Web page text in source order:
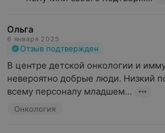
Ольга
6 января 2025
Отзыв подтвержден
В центре детской онкологии и
невероятно добрые люди. Низкий
всему персоналу младшем...
Онкология